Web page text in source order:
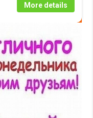
More details